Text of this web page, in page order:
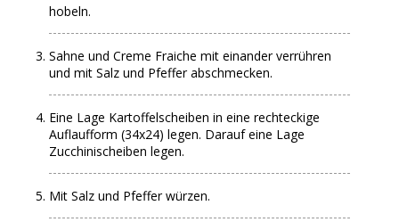
hobeln.
Sahne und Creme Fraiche mit einander verrühren
und mit Salz und Pfeffer abschmecken.
Eine Lage Kartoffelscheiben in eine rechteckige
Auflaufform (34x24) legen. Darauf eine Lage
Zucchinischeiben legen.
Mit Salz und Pfeffer würzen.